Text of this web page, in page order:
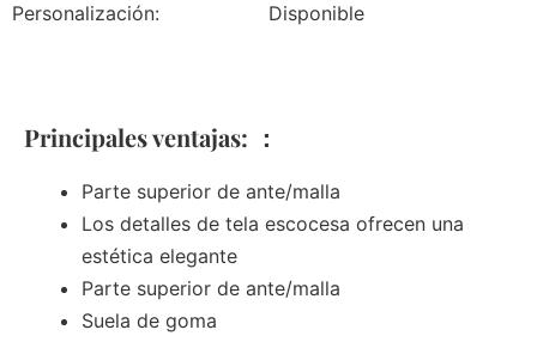
Personalización: Disponible
Principales ventajas: ：
Parte superior de ante/malla
Los detalles de tela escocesa ofrecen una
estética elegante
Parte superior de ante/malla
Suela de goma